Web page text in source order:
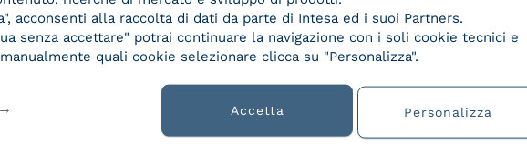
for
/
Aggregatore SPID
Aggregatore CIE
e-mail.
nelle Norme di tutela della
di aver letto e compreso
acconsenti alla raccolta di dati da parte di Intesa ed i suoi Partners.
senza accettare" potrai continuare la navigazione con i soli cookie tecnici e
quali cookie selezionare clicca su "Personalizza".
Accetta Personalizza